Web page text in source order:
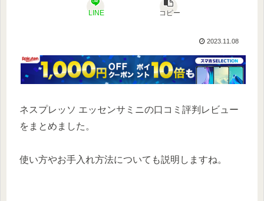
LINE コピー
2023.11.08
ネスプレッソ エッセンサミニの口コミ評判レビュー
をまとめました。
使い方やお手入れ方法についても説明しますね。